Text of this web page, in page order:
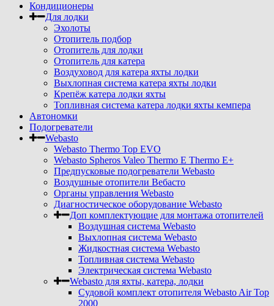
Кондиционеры
Для лодки
Эхолоты
Отопитель подбор
Отопитель для лодки
Отопитель для катера
Воздуховод для катера яхты лодки
Выхлопная система катера яхты лодки
Крепёж катера лодки яхты
Топливная система катера лодки яхты кемпера
Автономки
Подогреватели
Webasto
Webasto Thermo Top EVO
Webasto Spheros Valeo Thermo E Thermo E+
Предпусковые подогреватели Webasto
Воздушные отопители Вебасто
Органы управления Webasto
Диагностическое оборудование Webasto
Доп комплектующие для монтажа отопителей
Воздушная система Webasto
Выхлопная система Webasto
Жидкостная система Webasto
Топливная система Webasto
Электрическая система Webasto
Webasto для яхты, катера, лодки
Судовой комплект отопителя Webasto Air Top
2000